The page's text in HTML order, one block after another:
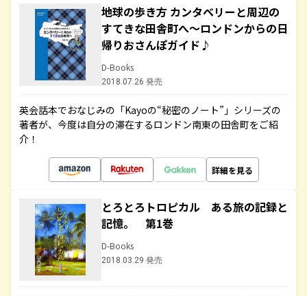
地球の歩き方 カンタベリーと周辺の
すてきな田舎町へ～ロンドンからの日
帰りおさんぽガイド♪
D-Books
2018.07.26 発売
英会話本でおなじみの「Kayoの“秘密のノート”」シリーズの
著者が、今度は自分の滞在するロンドン南東の田舎町をご紹
介！
詳細を見る
とろとろトロピカル ある旅の記録と
記憶。 第1巻
D-Books
2018.03.29 発売